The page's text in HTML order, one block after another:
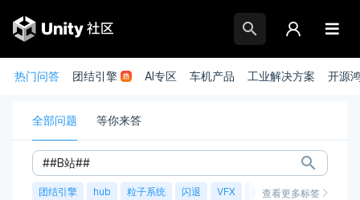
热门问答 团结引擎 AI专区 车机产品 工业解决方案 开源
全部问题 等你来答
团结引擎 hub 粒子系统 闪退 VFX 崩溃 账号 渲染
查看更多标签